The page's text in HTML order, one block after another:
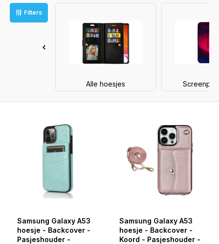
Alle hoesjes
Filters
Samsung Galaxy A53
hoesje - Backcover -
Pasjeshouder -
Samsung Galaxy A53
hoesje - Backcover -
Koord - Pasjeshouder -